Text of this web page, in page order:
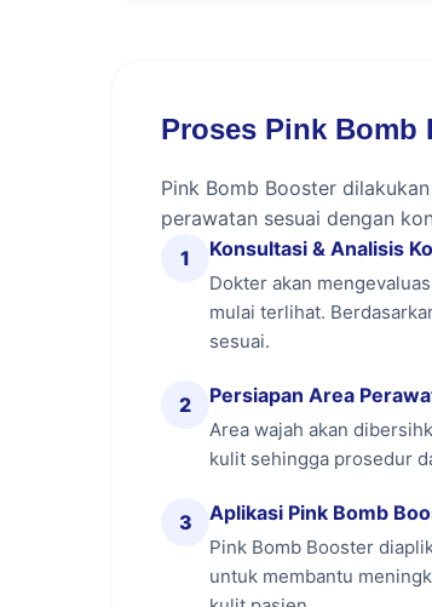
Pink Bomb Booster adalah
membantu memperbaiki
Manfaat Pink Bomb
Membantu
Membantu membuat
Membantu membuat kulit
Membantu memperbaiki
Membantu membuat
Membantu mengurangi
Proses Pink Bomb
Pink Bomb Booster
perawatan sesuai dengan
1
Konsultasi & Analisis
Dokter akan
mulai terlihat.
sesuai.
2 Persiapan Area
Area wajah akan
kulit sehingga prosedur
3 Aplikasi Pink Bomb
Pink Bomb Booster
untuk membantu